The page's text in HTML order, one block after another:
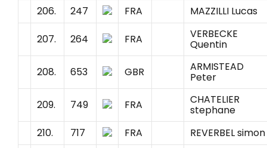
206.
247 FRA MAZZILLI Lucas
207. 264 FRA VERBECKE
Quentin
208.
653 GBR ARMISTEAD
Peter
209.
749 FRA CHATELIER
stephane
210.
717 FRA REVERBEL simon